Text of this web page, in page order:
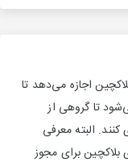
اجازه می‌دهد تا
تا گروهی از
البته معرفی
بلاکچین برای مجوز